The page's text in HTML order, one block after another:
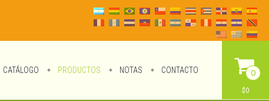
CATÁLOGO PRODUCTOS NOTAS CONTACTO 0
$0